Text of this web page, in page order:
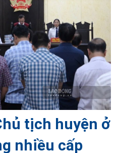
tịch huyện ở
nhiều cấp